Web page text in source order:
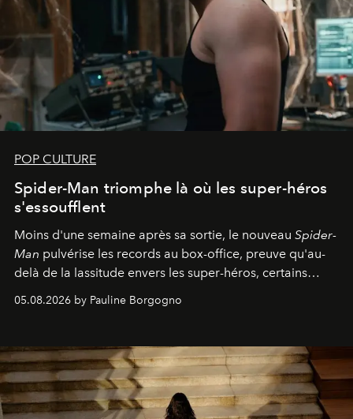
POP CULTURE
Spider-Man triomphe là où les super-héros
s'essoufflent
Moins d'une semaine après sa sortie, le nouveau Spider-
Man pulvérise les records au box-office, preuve qu'au-
delà de la lassitude envers les super-héros, certains
05.08.2026 by Pauline Borgogno